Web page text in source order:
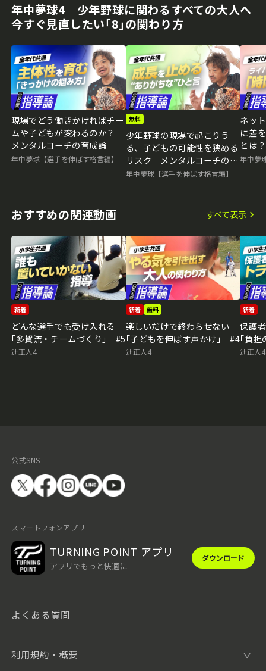
年中夢球4｜少年野球に関わるすべての大人へ
今すぐ見直したい｢8｣の関わり方
現場でどう働きかければチー
ムや子どもが変わるのか？
メンタルコーチの育成論
年中夢球【選手を伸ばす格言編】
無料
少年野球の現場で起こりう
る、子どもの可能性を狭める
リスク メンタルコーチの育
成論
年中夢球【選手を伸ばす格言編】
ネッ
に差
とは
成論
年中夢
おすすめの関連動画 すべて表示
新着
どんな選手でも受け入れる
｢多賀流・チームづくり｣ #5
辻正人4
新着 無料
楽しいだけで終わらせない
｢子どもを伸ばす声かけ｣ #4
辻正人4
新着
保護
｢負
辻正人4
公式SNS
スマートフォンアプリ
TURNING POINT アプリ
アプリでもっと快適に
ダウンロード
よくある質問
利用規約・概要